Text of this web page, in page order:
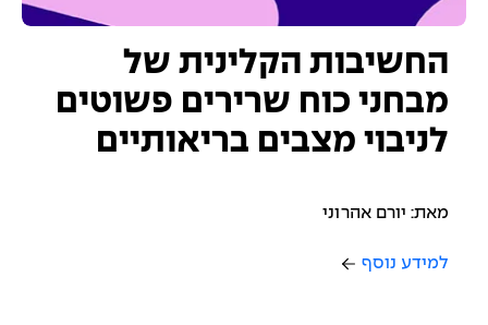
החשיבות הקלינית של
מבחני כוח שרירים פשוטים
לניבוי מצבים בריאותיים
מאת: יורם אהרוני
למידע נוסף